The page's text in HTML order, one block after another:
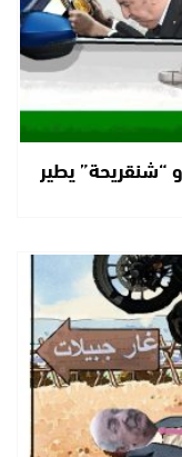
و “شنقريحة” يطير